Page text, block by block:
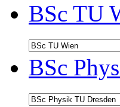
BSc TU
BSc